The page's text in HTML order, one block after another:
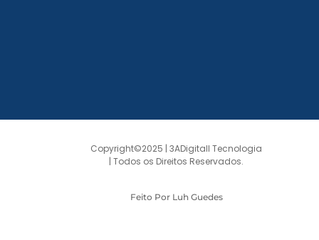
Copyright©2025 | 3ADigitall Tecnologia
| Todos os Direitos Reservados.
Feito Por Luh Guedes